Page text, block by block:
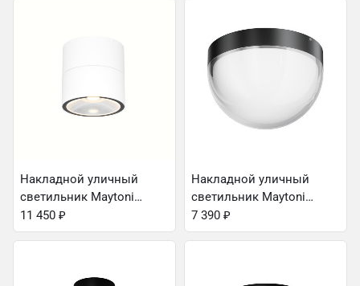
Накладной уличный
светильник Maytoni
O310CL-L12W3K
11 450 ₽
Накладной уличный
светильник Maytoni
O438CL-L12GF3K
7 390 ₽